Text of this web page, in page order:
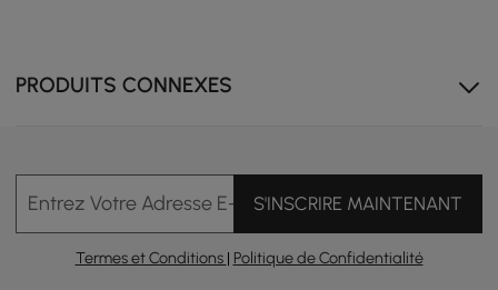
PRODUITS CONNEXES
Entrez Votre Adresse E-mailS'INSCRIRE MAINTENANT
Termes et Conditions | Politique de Confidentialité